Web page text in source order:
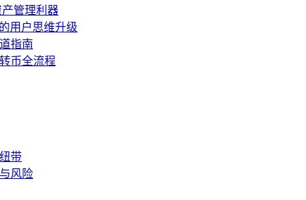
产管理利器
用户思维升级
指南
币全流程
带
风险